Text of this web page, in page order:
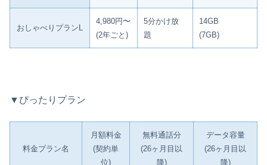
おしゃべりプランL
4,980円〜
(2年ごと)
5分かけ放
題
14GB
(7GB)
▼ぴったりプラン
料金プラン名
月額料金
(契約単
位)
無料通話分
(26ヶ月目以
降)
データ容量
(26ヶ月目以
降)